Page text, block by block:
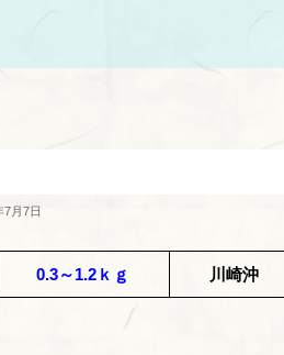
7月7日
0.3～1.2ｋｇ 川崎沖